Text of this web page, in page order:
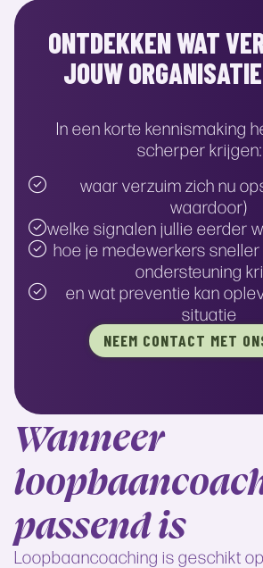
ONTDEKKEN WAT
JOUW
In een korte kennismaking
scherper krijgen:
waar verzuim zich nu
waardoor)
welke signalen jullie eerder
hoe je medewerkers
ondersteuning
en wat preventie kan
situatie
NEEM CONTACT MET
Wanneer
passend is
Loopbaancoaching is geschikt